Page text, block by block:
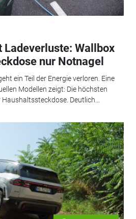
Ladeverluste: Wallbox
nur Notnagel
ein Teil der Energie verloren. Eine
Modellen zeigt: Die höchsten
Deutlich...